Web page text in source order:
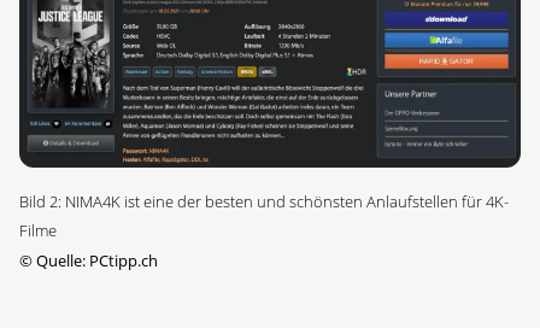
Bild 2: NIMA4K ist eine der besten und schönsten Anlaufstellen für 4K-
Filme
©Quelle: PCtipp.ch